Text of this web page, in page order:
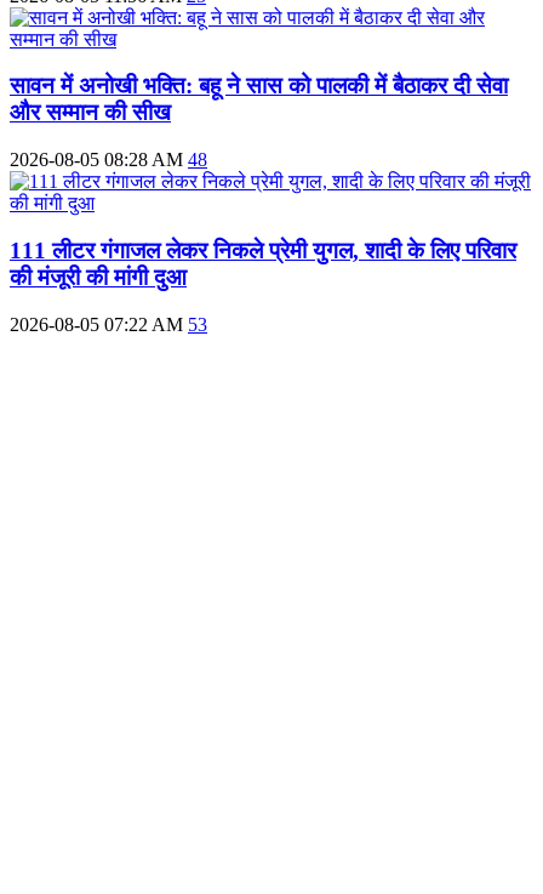
सावन में अनोखी भक्ति: बहू ने सास को पालकी में बैठाकर दी सेवा
और सम्मान की सीख
2026-08-05 08:28 AM 48
111 लीटर गंगाजल लेकर निकले प्रेमी युगल, शादी के लिए परिवार
की मंजूरी की मांगी दुआ
2026-08-05 07:22 AM 53